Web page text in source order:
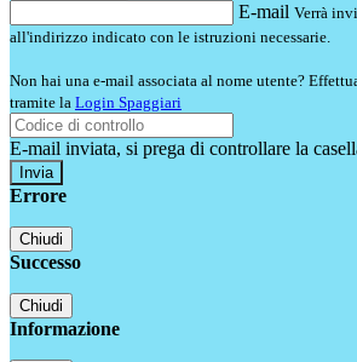
E-mail Verrà
all'indirizzo indicato con le istruzioni necessarie.
Non hai una e-mail associata al nome utente?
tramite la Login Spaggiari
E-mail inviata, si prega di controllare la
Errore
Chiudi
Successo
Chiudi
Informazione